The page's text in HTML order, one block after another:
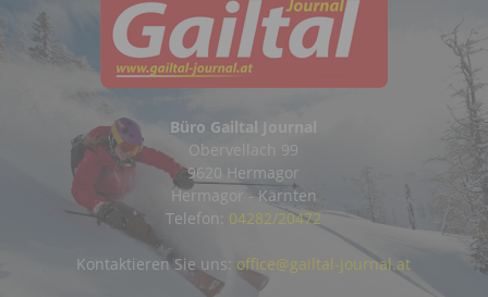
Büro Gailtal Journal
Obervellach 99
9620 Hermagor
Hermagor - Kärnten
Telefon: 04282/20472
Kontaktieren Sie uns: office@gailtal-journal.at